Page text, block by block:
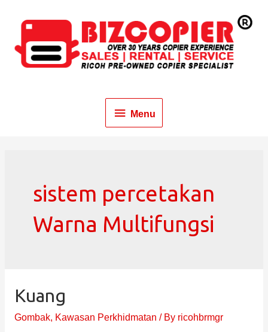
Menu
sistem percetakan
Warna Multifungsi
Kuang
Gombak, Kawasan Perkhidmatan / By ricohbrmgr